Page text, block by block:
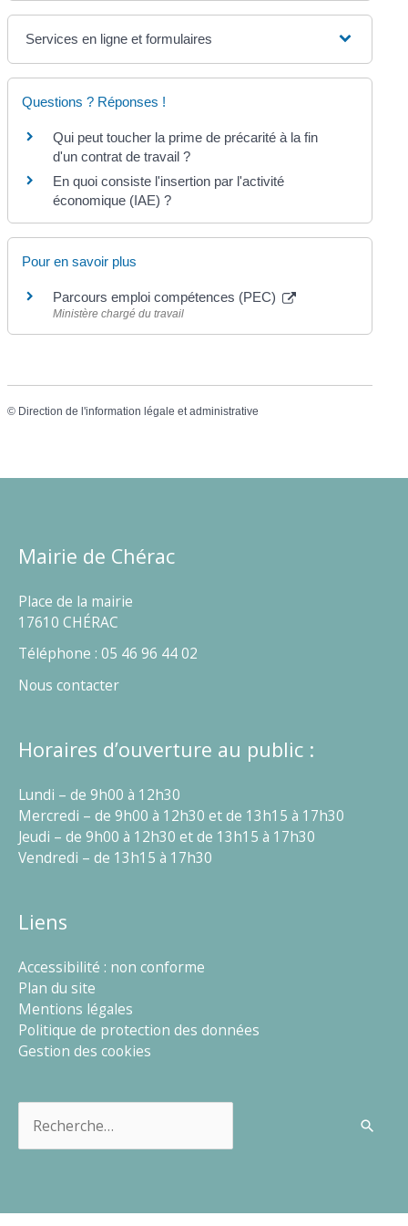
Services en ligne et formulaires
Questions ? Réponses !
Qui peut toucher la prime de précarité à la fin
d'un contrat de travail ?
En quoi consiste l'insertion par l'activité
économique (IAE) ?
Pour en savoir plus
Parcours emploi compétences (PEC)
Ministère chargé du travail
© Direction de l'information légale et administrative
Mairie de Chérac
Place de la mairie
17610 CHÉRAC
Téléphone : 05 46 96 44 02
Nous contacter
Horaires d’ouverture au public :
Lundi – de 9h00 à 12h30
Mercredi – de 9h00 à 12h30 et de 13h15 à 17h30
Jeudi – de 9h00 à 12h30 et de 13h15 à 17h30
Vendredi – de 13h15 à 17h30
Liens
Accessibilité : non conforme
Plan du site
Mentions légales
Politique de protection des données
Gestion des cookies